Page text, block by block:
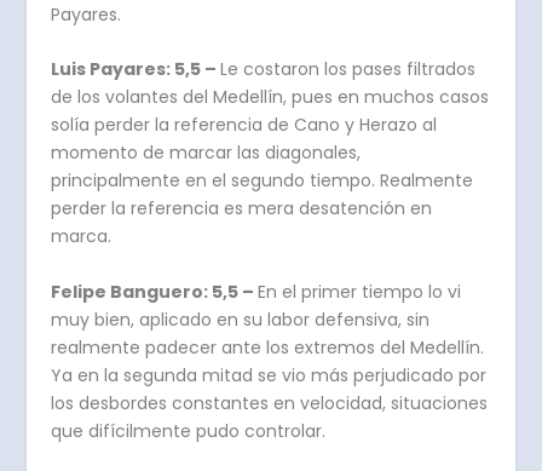
Payares.
Luis Payares: 5,5 –Le costaron los pases filtrados
de los volantes del Medellín, pues en muchos casos
solía perder la referencia de Cano y Herazo al
momento de marcar las diagonales,
principalmente en el segundo tiempo. Realmente
perder la referencia es mera desatención en
marca.
Felipe Banguero: 5,5 –En el primer tiempo lo vi
muy bien, aplicado en su labor defensiva, sin
realmente padecer ante los extremos del Medellín.
Ya en la segunda mitad se vio más perjudicado por
los desbordes constantes en velocidad, situaciones
que difícilmente pudo controlar.